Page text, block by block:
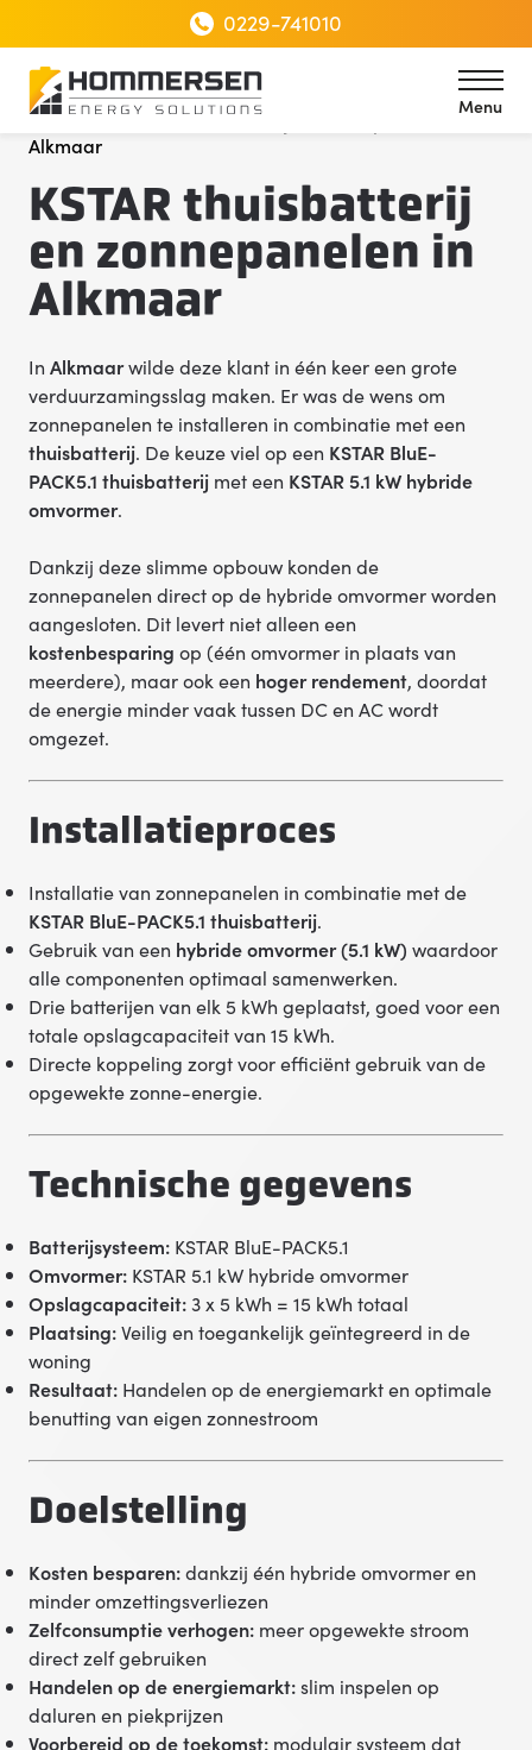
0229-741010
Menu
Home
KSTAR thuisbatterij en zonnepanelen in
Alkmaar
KSTAR thuisbatterij
en zonnepanelen in
Alkmaar
In Alkmaarwilde deze klant in één keer een grote
verduurzamingsslag maken. Er was de wens om
zonnepanelen te installeren in combinatie met een
thuisbatterij. De keuze viel op een KSTAR BluE-
PACK5.1 thuisbatterij met een KSTAR 5.1 kW hybride
omvormer.
Dankzij deze slimme opbouw konden de
zonnepanelen direct op de hybride omvormer worden
aangesloten. Dit levert niet alleen een
kostenbesparing op (één omvormer in plaats van
meerdere), maar ook een hoger rendement, doordat
de energie minder vaak tussen DC en AC wordt
omgezet.
Installatieproces
Installatie van zonnepanelen in combinatie met de
KSTAR BluE-PACK5.1 thuisbatterij.
Gebruik van een hybride omvormer (5.1 kW) waardoor
alle componenten optimaal samenwerken.
Drie batterijen van elk 5 kWh geplaatst, goed voor een
totale opslagcapaciteit van 15 kWh.
Directe koppeling zorgt voor efficiënt gebruik van de
opgewekte zonne-energie.
Technische gegevens
Batterijsysteem: KSTAR BluE-PACK5.1
Omvormer: KSTAR 5.1 kW hybride omvormer
Opslagcapaciteit:3 x 5 kWh = 15 kWh totaal
Plaatsing:Veilig en toegankelijk geïntegreerd in de
woning
Resultaat: Handelen op de energiemarkt en optimale
benutting van eigen zonnestroom
Doelstelling
Kosten besparen:dankzij één hybride omvormer en
minder omzettingsverliezen
Zelfconsumptie verhogen: meer opgewekte stroom
direct zelf gebruiken
Handelen op de energiemarkt:slim inspelen op
daluren en piekprijzen
Voorbereid op de toekomst: modulair systeem dat